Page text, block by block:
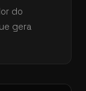
do
gera